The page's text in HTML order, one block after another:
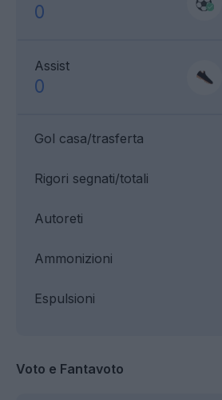
0
Assist
0
Gol casa/trasferta
Ammonizioni
Rigori segnati/totali
Espulsioni
Autoreti
Voto e Fantavoto